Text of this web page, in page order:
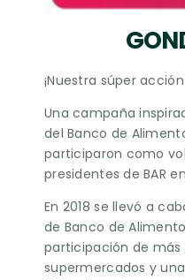
¡Nuestra súper
Una campaña
del Banco de
participaron como
presidentes de BAR
En 2018 se llevó a
de Banco de
participación de más
supermercados y